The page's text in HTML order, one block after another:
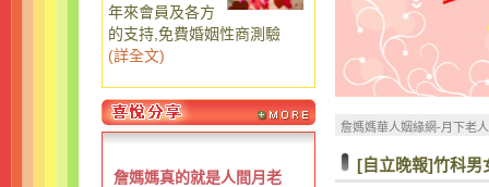
年來會員及各方
的支持,免費婚姻性商測驗
(詳全文)
詹媽媽真的就是人間月老
詹媽媽華人姻緣網-月下老
[自立晚報]竹科男